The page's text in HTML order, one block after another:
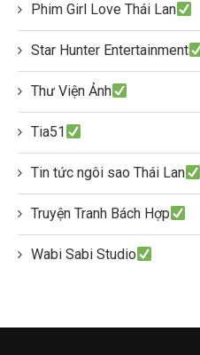
Phim Girl Love Thái Lan
Star Hunter Entertainment
Thư Viện Ảnh
Tia51
Tin tức ngôi sao Thái Lan
Truyện Tranh Bách Hợp
Wabi Sabi Studio